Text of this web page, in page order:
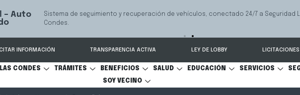
– Auto
Sistema de seguimiento y recuperación de vehículos, conectado 24/7 a Seguridad
Condes.
INFORMACIÓN TRANSPARENCIA ACTIVA LEY DE LOBBY LICITACIONES
CONDES TRÁMITES BENEFICIOS SALUD EDUCACIÓN SERVICIOS
SOY VECINO